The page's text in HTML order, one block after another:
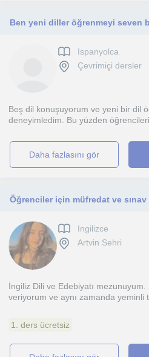
Ispanyolca
Çevrimiçi dersler
Beş dil konuşuyorum ve yeni bir dil
deneyimledim. Bu yüzden
daha fazlasını gör
Ingilizce
Artvin Sehri
İngiliz Dili ve Edebiyatı mezunuyum.
veriyorum ve aynı zamanda yeminli
1. ders ücretsiz